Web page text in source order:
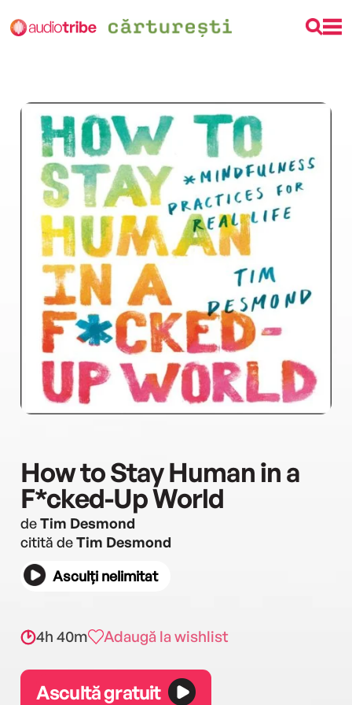
How to Stay Human in a
F*cked-Up World
deTim Desmond
citită deTim Desmond
Asculți nelimitat
4h 40m Adaugă la wishlist
Ascultă gratuit